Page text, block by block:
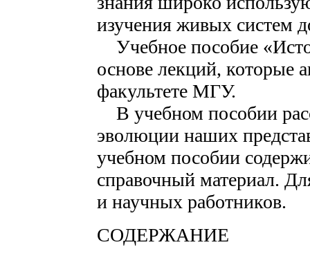
изучения живых систем
Учебное пособие
основе лекций, которые
факультете МГУ.
В учебном пособии
эволюции наших
учебном пособии
справочный материал.
и научных работников.
СОДЕРЖАНИЕ